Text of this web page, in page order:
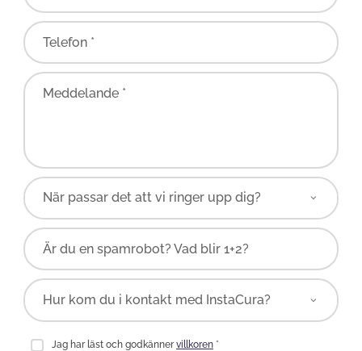
Telefon *
Meddelande *
Är du en spamrobot? Vad blir 1+2?
Jag har läst och godkännervillkoren*